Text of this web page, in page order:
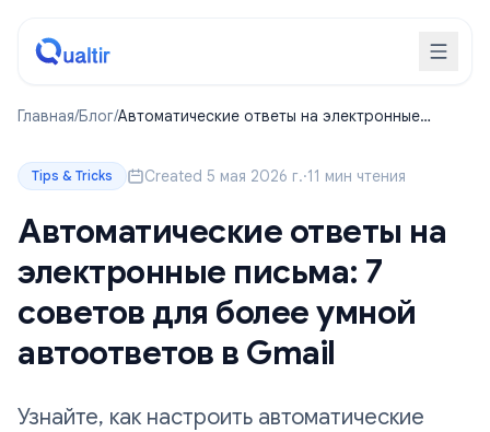
Главная/Блог/Автоматические ответы на электронные
автоответов в Gmail
Tips & Tricks Created 5 мая 2026 г.·11 мин чтения
Автоматические ответы на
электронные письма: 7
советов для более умной
автоответов в Gmail
Узнайте, как настроить автоматические